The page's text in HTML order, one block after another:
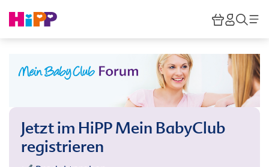
HiPP
Jetzt im HiPP Mein BabyClub
registrieren